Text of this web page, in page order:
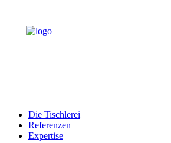
Die Tischlerei
Referenzen
Expertise